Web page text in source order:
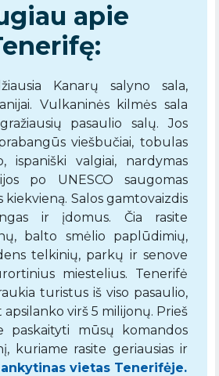
apie
Kanarų salyno sala,
Vulkaninės kilmės sala
pasaulio salų. Jos
viešbučiai, tobulas
ispaniški valgiai, nardymas
po UNESCO saugomas
kiekvieną. Salos gamtovaizdis
ir įdomus. Čia rasite
balto smėlio paplūdimių,
telkinių, parkų ir senove
miestelius. Tenerifė
turistus iš viso pasaulio,
virš 5 milijonų. Prieš
paskaityti mūsų komandos
kuriame rasite geriausias ir
vietas Tenerifėje.